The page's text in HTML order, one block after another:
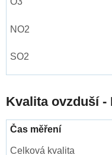
Kvalita ovzduší -